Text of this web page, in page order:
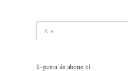
Search
for:
E-posta ile abone ol